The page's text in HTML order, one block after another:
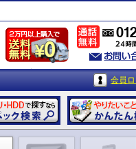
会員